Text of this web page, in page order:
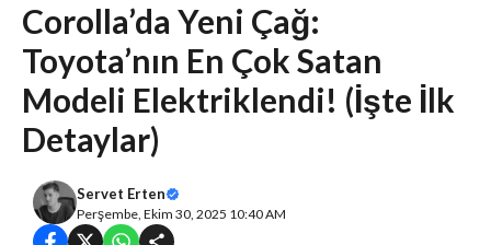
Corolla’da Yeni Çağ:
Toyota’nın En Çok Satan
Modeli Elektriklendi! (İşte İlk
Detaylar)
Servet Erten
Perşembe, Ekim 30, 2025 10:40 AM